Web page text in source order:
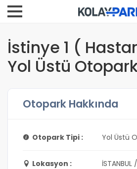
İstinye 1 (
Yol Üstü
Otopark Hakkında
Otopark Tipi : Yol Üstü
Lokasyon : İSTANBUL